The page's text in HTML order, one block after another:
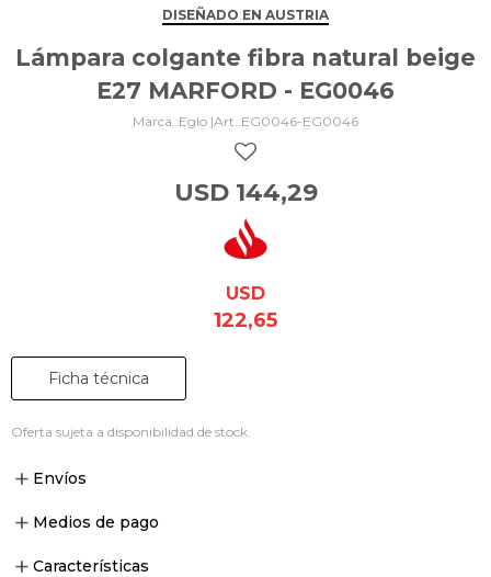
DISEÑADO EN AUSTRIA
Lámpara colgante fibra natural beige
E27 MARFORD - EG0046
Eglo | EG0046-EG0046
USD 144,29
USD
122,65
Ficha técnica
Oferta sujeta a disponibilidad de stock.
Envíos
Medios de pago
Características